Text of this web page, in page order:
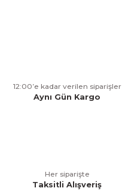
12:00’e kadar verilen siparişler
Aynı Gün Kargo
Her siparişte
Taksitli Alışveriş